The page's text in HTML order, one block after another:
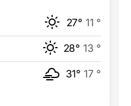
27° 11 °
28° 13 °
31° 17 °